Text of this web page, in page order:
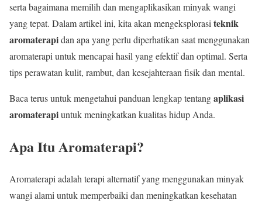
serta bagaimana memilih dan mengaplikasikan minyak wangi
yang tepat. Dalam artikel ini, kita akan mengeksplorasi teknik
aromaterapidan apa yang perlu diperhatikan saat menggunakan
aromaterapi untuk mencapai hasil yang efektif dan optimal. Serta
tips perawatan kulit, rambut, dan kesejahteraan fisik dan mental.
Baca terus untuk mengetahui panduan lengkap tentangaplikasi
aromaterapiuntuk meningkatkan kualitas hidup Anda.
Apa Itu Aromaterapi?
Aromaterapi adalah terapi alternatif yang menggunakan minyak
wangi alami untuk memperbaiki dan meningkatkan kesehatan